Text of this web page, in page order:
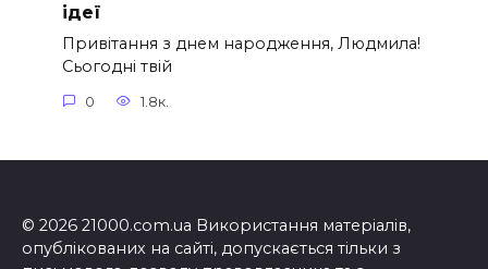
ідеї
Привітання з днем народження, Людмила!
Сьогодні твій
0 1.8к.
© 2026 21000.com.ua Використання матеріалів,
опублікованих на сайті, допускається тільки з